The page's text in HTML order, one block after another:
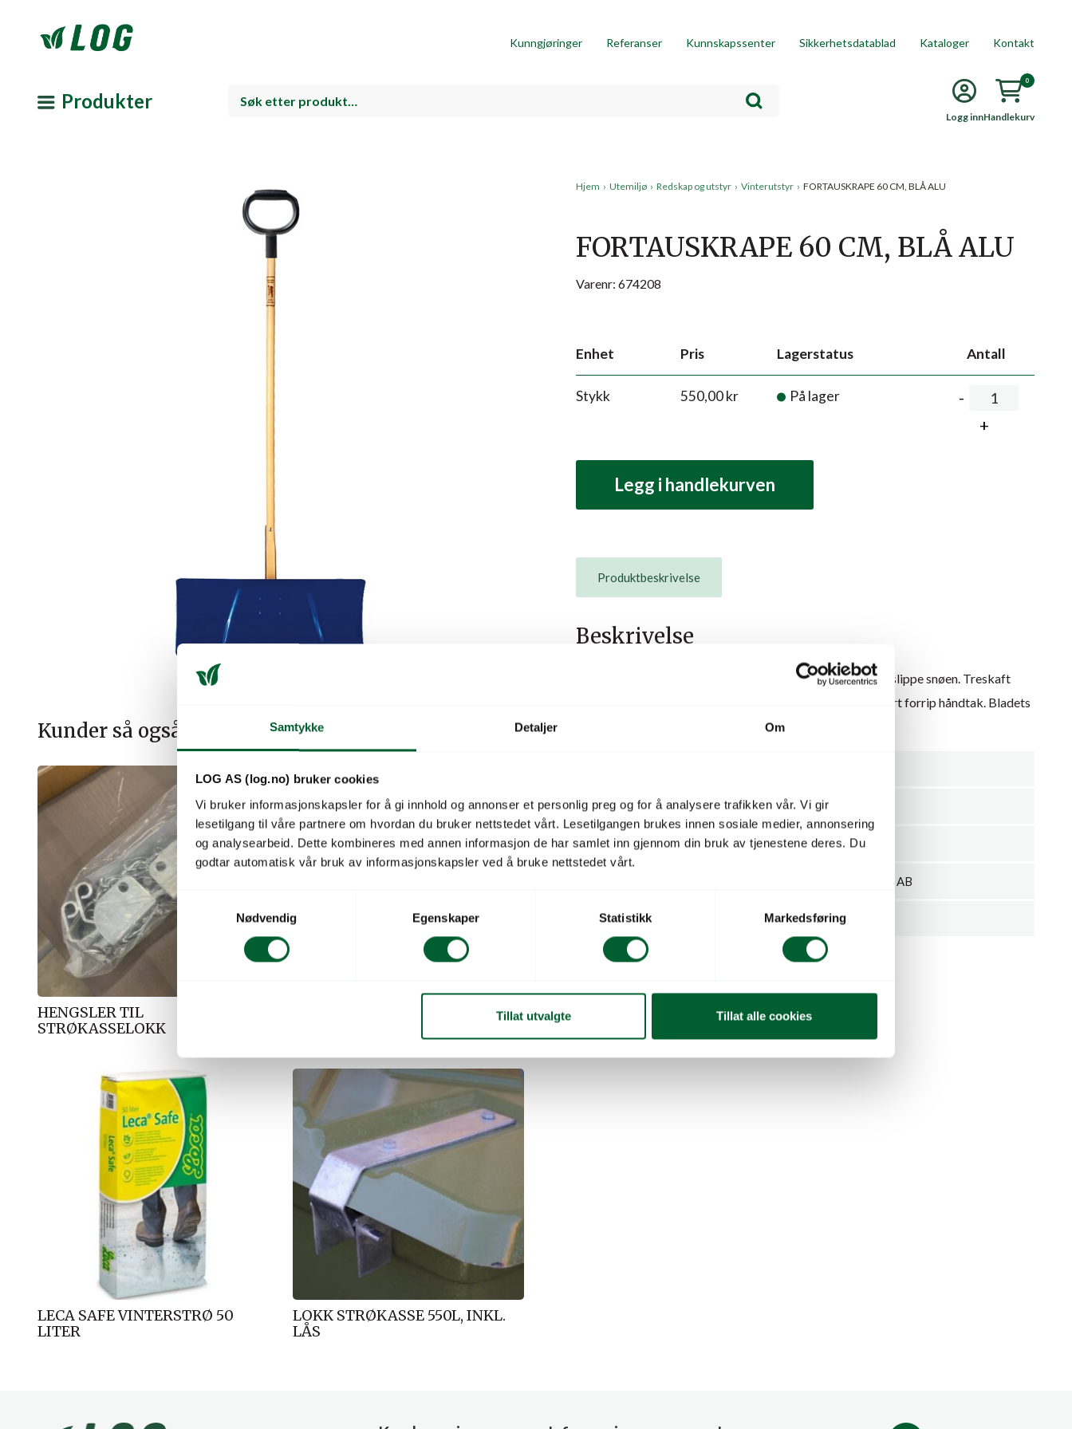
Samtykke Detaljer Om
LOG AS (log.no) bruker cookies
Vi bruker informasjonskapsler for å gi innhold og annonser et personlig preg og for å analysere trafikken vår. Vi gir
lesetilgang til våre partnere om hvordan du bruker nettstedet vårt. Lesetilgangen brukes innen sosiale medier, annonsering
og analysearbeid. Dette kombineres med annen informasjon de har samlet inn gjennom din bruk av tjenestene deres. Du
godtar automatisk vår bruk av informasjonskapsler ved å bruke nettstedet vårt.
S
k
v
l
g
Nødvendig Egenskaper Statistikk Markedsføring
Tillat utvalgte Tillat alle cookies
Kunngjøringer Referanser Kunnskapssenter Sikkerhetsdatablad Kataloger Kontakt
Produkter
Logg innHandlekurv
0
Kunder så også på
HENGSLER TIL
STRØKASSELOKK
LECA SAFE VINTERSTRØ 50
LITER
LOKK STRØKASSE 550L, INKL.
LÅS
Hjem › Utemiljø › Redskap og utstyr › Vinterutstyr › FORTAUSKRAPE 60 CM, BLÅ ALU
FORTAUSKRAPE 60 CM, BLÅ ALU
Varenr: 674208
Enhet Pris Lagerstatus Antall
Stykk 550,00kr På lager
Legg i handlekurven
Produktbeskrivelse
Beskrivelse
Karlstad Fortauskrape, en robust skrape med buet lettere slippe snøen. Treskaft
med et stort Duog blad i 2 mm. herdet aluminium, blålakkert forrip håndtak. Bladets
mål: 600 x 240 mm, totallengde: 1460 mm.
Salgsenhet Stykk
Leverandørs varenummer 16051
KARLSTAD REDSKAP AB
Antall per salgsenhet 1